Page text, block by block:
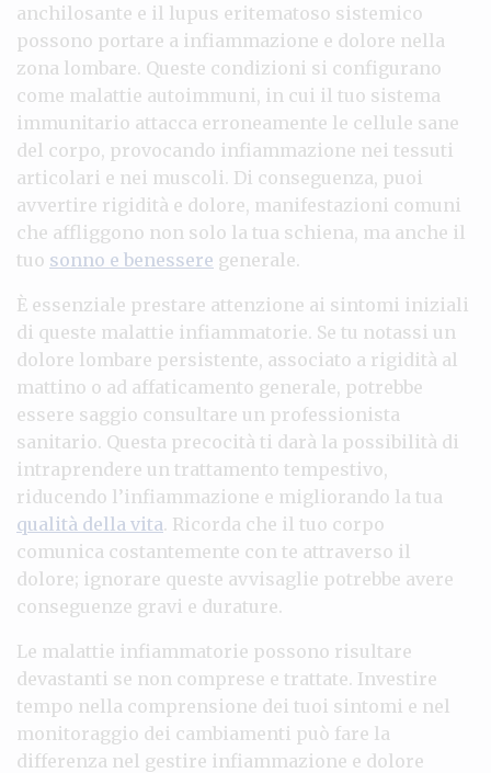
anchilosante e il lupus eritematoso sistemico
possono portare a infiammazione e dolore nella
zona lombare. Queste condizioni si configurano
come malattie autoimmuni, in cui il tuo sistema
immunitario attacca erroneamente le cellule sane
del corpo, provocando infiammazione nei tessuti
articolari e nei muscoli. Di conseguenza, puoi
avvertire rigidità e dolore, manifestazioni comuni
che affliggono non solo la tua schiena, ma anche il
tuo sonno e benessere generale.
È essenziale prestare attenzione ai sintomi iniziali
di queste malattie infiammatorie. Se tu notassi un
dolore lombare persistente, associato a rigidità al
mattino o ad affaticamento generale, potrebbe
essere saggio consultare un professionista
sanitario. Questa precocità ti darà la possibilità di
intraprendere un trattamento tempestivo,
riducendo l’infiammazione e migliorando la tua
qualità della vita. Ricorda che il tuo corpo
comunica costantemente con te attraverso il
dolore; ignorare queste avvisaglie potrebbe avere
conseguenze gravi e durature.
Le malattie infiammatorie possono risultare
devastanti se non comprese e trattate. Investire
tempo nella comprensione dei tuoi sintomi e nel
monitoraggio dei cambiamenti può fare la
differenza nel gestire infiammazione e dolore